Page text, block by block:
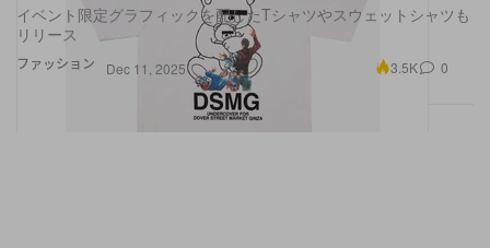
ファッション
イベント限定グラフィックを配したTシャツやスウェットシャツも
リリース
Dec 11, 2025 3.5K 0